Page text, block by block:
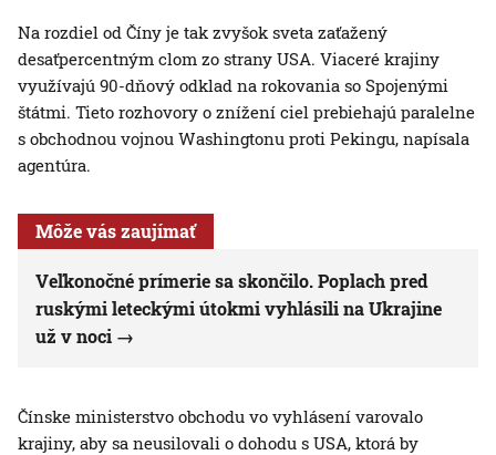
Na rozdiel od Číny je tak zvyšok sveta zaťažený
desaťpercentným clom zo strany USA. Viaceré krajiny
využívajú 90-dňový odklad na rokovania so Spojenými
štátmi. Tieto rozhovory o znížení ciel prebiehajú paralelne
s obchodnou vojnou Washingtonu proti Pekingu, napísala
agentúra.
Môže vás zaujímať
Veľkonočné prímerie sa skončilo. Poplach pred
ruskými leteckými útokmi vyhlásili na Ukrajine
už v noci
Čínske ministerstvo obchodu vo vyhlásení varovalo
krajiny, aby sa neusilovali o dohodu s USA, ktorá by